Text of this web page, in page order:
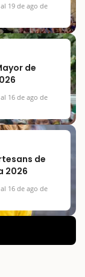
19 de ago de
de
16 de ago de
de
2026
16 de ago de